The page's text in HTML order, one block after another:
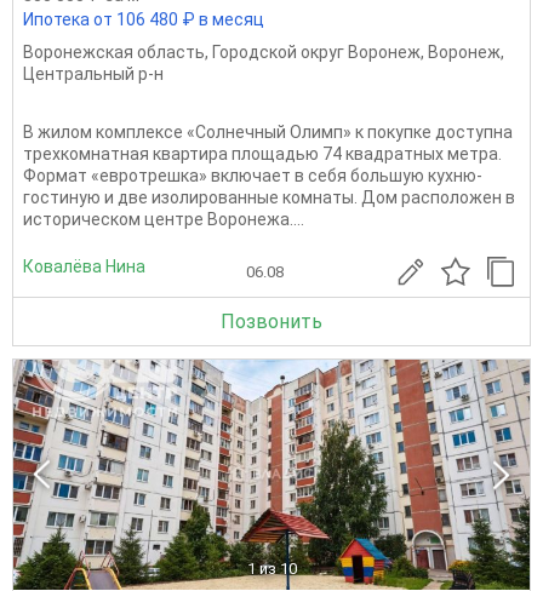
Ипотека от 106 480 ₽ в месяц
Воронежская область, Городской округ Воронеж, Воронеж,
Центральный р-н
В жилом комплексе «Солнечный Олимп» к покупке доступна
трехкомнатная квартира площадью 74 квадратных метра.
Формат «евротрешка» включает в себя большую кухню-
гостиную и две изолированные комнаты. Дом расположен в
историческом центре Воронежа....
Ковалёва Нина 06.08
Позвонить
1 из 10